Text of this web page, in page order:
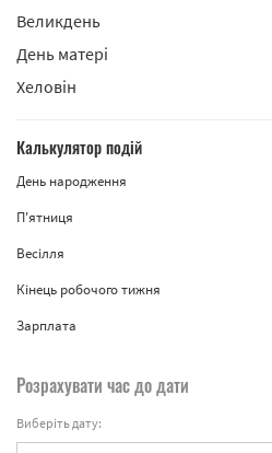
Великдень
День матері
Хеловін
Калькулятор подій
День народження
П'ятниця
Весілля
Кінець робочого тижня
Зарплата
Розрахувати час до дати
Виберіть дату: